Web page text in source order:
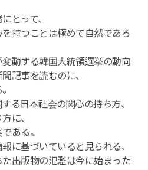
とって、
持つことは極めて自然であろ
動する韓国大統領選挙の動向
記事を読むのに、
る日本社会の関心の持ち方、
に、
ある。
に基づいていると見られる、
出版物の氾濫は今に始まった